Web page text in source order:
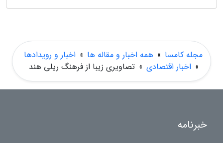
مجله کامسا » همه اخبار و مقاله ها » اخبار و رویدادها
» اخبار اقتصادی » تصاویری زیبا از فرهنگ ریلی هند
خبرنامه